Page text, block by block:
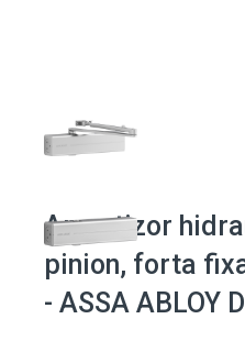
Amortizor
pinion, forta
- ASSA ABLOY